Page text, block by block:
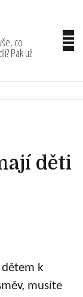
co
Pak už
děti
k
musíte